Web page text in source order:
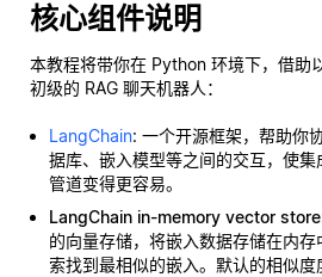
核心组件说明
本教程将带你在 Python 环境下，借助
初级的 RAG 聊天机器人：
LangChain: 一个开源框架，帮助你
据库、嵌入模型等之间的交互，使集
管道变得更容易。
LangChain in-memory vector store
的向量存储，将嵌入数据存储在内
索找到最相似的嵌入。默认的相似